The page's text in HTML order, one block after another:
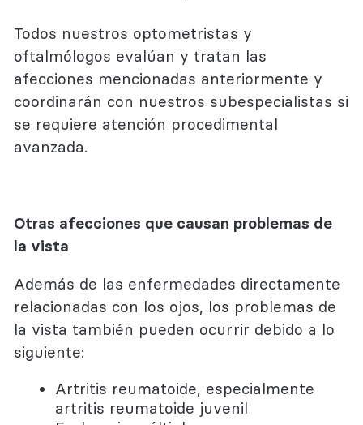
Todos nuestros optometristas y
oftalmólogos evalúan y tratan las
afecciones mencionadas anteriormente y
coordinarán con nuestros subespecialistas si
se requiere atención procedimental
avanzada.
Otras afecciones que causan problemas de
la vista
Además de las enfermedades directamente
relacionadas con los ojos, los problemas de
la vista también pueden ocurrir debido a lo
siguiente:
Artritis reumatoide, especialmente
artritis reumatoide juvenil